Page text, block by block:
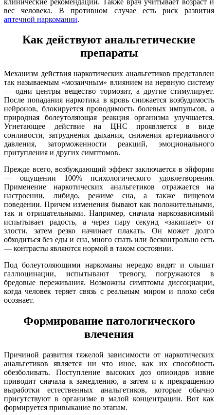
вес человека. В противном случае есть риск развития
аптечной наркомании.
Как действуют анальгетические
препараты
Механизм действия наркотических анальгетиков представлен
так называемым «мозаичным» влиянием на нервную систему
— одни центры вещество тормозит, а другие стимулирует.
После попадания наркотика в кровь снижается возбудимость
нейронов, блокируется проводимость болевых импульсов, а
природная болеутоляющая реакция организма улучшается.
Угнетающее действие на ЦНС проявляется в виде
сонливости, затруднения дыхания, снижения артериального
давления, заторможенности реакций, эмоционального
притупления и других симптомов.
Прежде всего, возбуждающий эффект заключается в эйфории
— ощущении 100% психологического удовлетворения.
Применение наркотических анальгетиков отражается на
настроении, либидо, режиме сна, а также пищевом
поведении. Причем изменения бывают как положительными,
так и отрицательными. Например, сначала наркозависимый
испытывает радость, а через пару секунд «закипает» от
злости, затем резко начинает плакать. Он может долго
обходиться без еды и сна, много спать или бесконтрольно есть
— контрасты являются нормой в таком состоянии.
Под болеутоляющими наркоманы нередко видят и слышат
галлюцинации, испытывают тревогу, погружаются в
бредовые переживания. Возможны симптомы диссоциации,
когда человек теряет связь с реальным миром и плохо себя
осознает.
Формирование патологического
влечения
Причиной развития тяжелой зависимости от наркотических
анальгетиков является ни что иное, как их способность
обезболивать. Поступление высоких доз опиоидов извне
приводит сначала к замедлению, а затем и к прекращению
выработки естественных анальгетиков, которые обычно
присутствуют в организме в малой концентрации. Вот как
формируется привыкание по этапам.